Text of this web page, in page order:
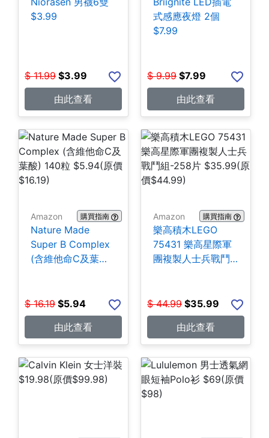
$3.99
$ 11.99 $3.99
由此查看
式感應夜燈 2個
$7.99
$ 9.99 $7.99
由此查看
Amazon 購買指南
Nature Made
Super B Complex
(含維他命C及葉酸)
$ 16.19 $5.94
由此查看
Amazon 購買指南
樂高積木LEGO
75431 樂高星際軍
團複製人士兵戰鬥
$ 44.99 $35.99
由此查看